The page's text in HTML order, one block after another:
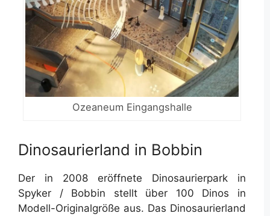
Ozeaneum Eingangshalle
Dinosaurierland in Bobbin
Der in 2008 eröffnete Dinosaurierpark in
Spyker / Bobbin stellt über 100 Dinos in
Modell-Originalgröße aus. Das Dinosaurierland